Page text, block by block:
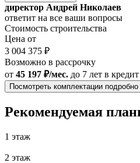
директор Андрей Николаев
ответит на все ваши вопросы
Стоимость строительства
Цена от
3 004 375 ₽
Возможно в рассрочку
от 45 197 ₽/мес. до 7 лет в кредит
Посмотреть комплектации подробно
Рекомендуемая
1 этаж
2 этаж